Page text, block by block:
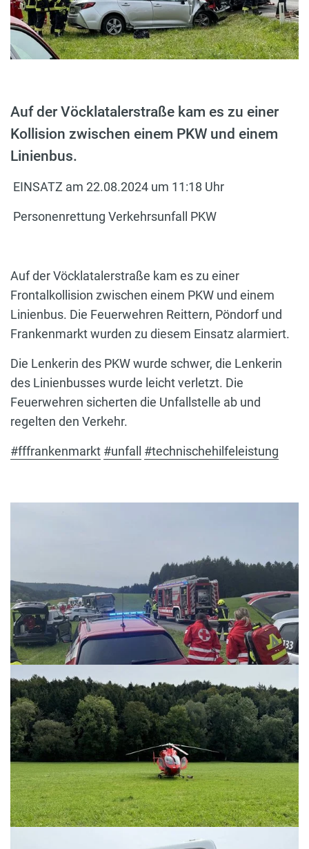
Auf der Vöcklatalerstraße kam es zu einer
Kollision zwischen einem PKW und einem
Linienbus.
EINSATZ am 22.08.2024 um 11:18 Uhr
Personenrettung Verkehrsunfall PKW
Auf der Vöcklatalerstraße kam es zu einer
Frontalkollision zwischen einem PKW und einem
Linienbus. Die Feuerwehren Reittern, Pöndorf und
Frankenmarkt wurden zu diesem Einsatz alarmiert.
Die Lenkerin des PKW wurde schwer, die Lenkerin
des Linienbusses wurde leicht verletzt. Die
Feuerwehren sicherten die Unfallstelle ab und
regelten den Verkehr.
#fffrankenmarkt #unfall #technischehilfeleistung